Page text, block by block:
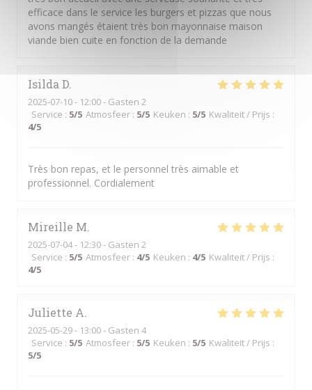
efficace dans le service les burgers et pizzas que nous
avons mangés étaient très bon mayonnaise maison
viande bien cuite en fonction de la demande
Isilda D
2025-07-10- 12:00 - Gasten 2
Service : 5/5 Atmosfeer : 5/5 Keuken : 5/5 Kwaliteit / Prijs :
4/5
Très bon repas, et le personnel très aimable et
professionnel. Cordialement
Mireille M
2025-07-04- 12:30 - Gasten 2
Service : 5/5 Atmosfeer : 4/5 Keuken : 4/5 Kwaliteit / Prijs :
4/5
Juliette A
2025-05-29- 13:00 - Gasten 4
Service : 5/5 Atmosfeer : 5/5 Keuken : 5/5 Kwaliteit / Prijs :
5/5